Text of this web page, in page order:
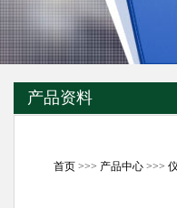
产品资料
首页>>> 产品中心>>>